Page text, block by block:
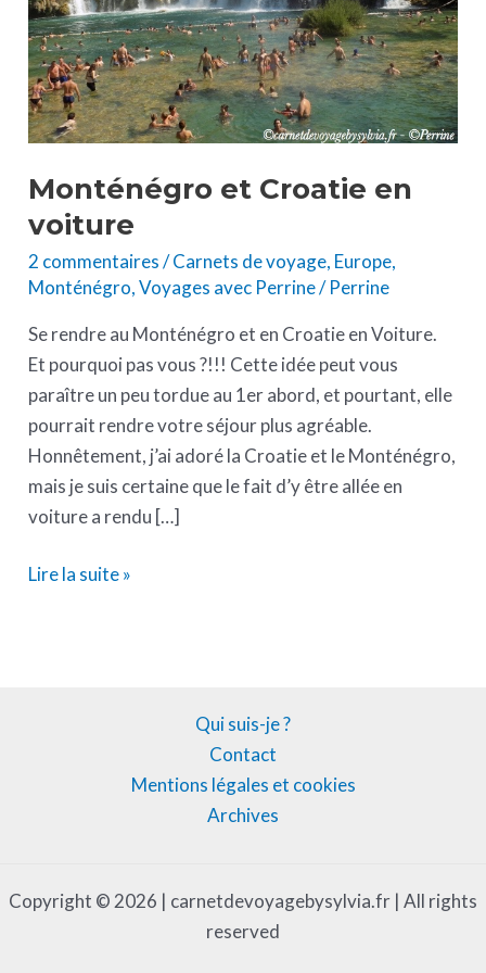
Monténégro et Croatie en
voiture
2 commentaires/Carnets de voyage, Europe,
Monténégro,Voyages avec Perrine/Perrine
Se rendre au Monténégro et en Croatie en Voiture.
Et pourquoi pas vous ?!!! Cette idée peut vous
paraître un peu tordue au 1er abord, et pourtant, elle
pourrait rendre votre séjour plus agréable.
Honnêtement, j’ai adoré la Croatie et le Monténégro,
mais je suis certaine que le fait d’y être allée en
voiture a rendu […]
Lire la suite »
Qui suis-je ?
Contact
Mentions légales et cookies
Archives
Copyright © 2026 | carnetdevoyagebysylvia.fr | All rights
reserved